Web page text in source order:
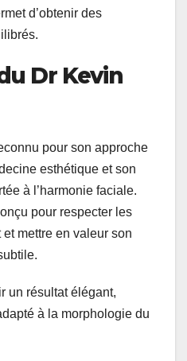
d’obtenir des
Dr Kevin
pour son approche
esthétique et son
à l’harmonie faciale.
pour respecter les
mettre en valeur son
un résultat élégant,
à la morphologie du